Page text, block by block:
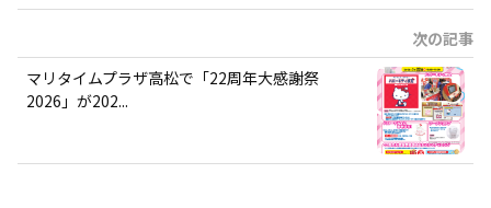
次の記事
マリタイムプラザ高松で「22周年大感謝祭
2026」が202...